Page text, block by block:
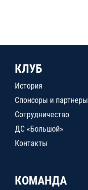
КЛУБ
История
Спонсоры и партнеры
Сотрудничество
ДС «Большой»
Контакты
КОМАНДА